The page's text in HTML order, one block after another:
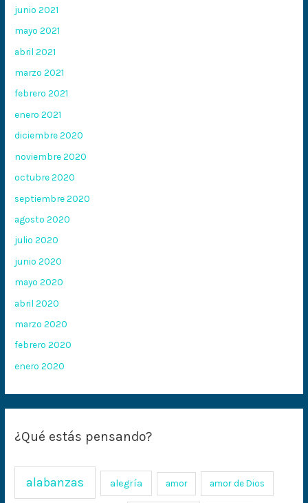
junio 2021
mayo 2021
abril 2021
marzo 2021
febrero 2021
enero 2021
diciembre 2020
noviembre 2020
octubre 2020
septiembre 2020
agosto 2020
julio 2020
junio 2020
mayo 2020
abril 2020
marzo 2020
febrero 2020
enero 2020
¿Qué estás pensando?
alabanzas alegría amor amor de Dios